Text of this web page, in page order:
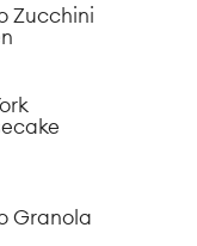
Zucchini
Granola